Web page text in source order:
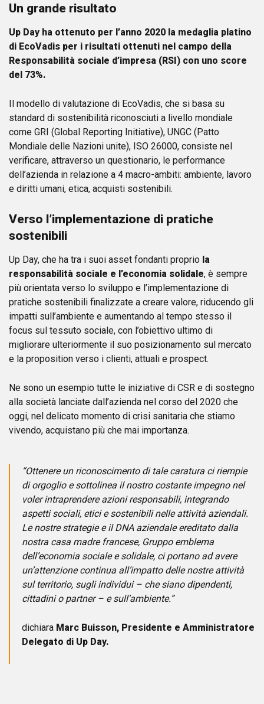
Un grande risultato
Up Day ha ottenuto per l’anno 2020 la medaglia platino
di EcoVadis per i risultati ottenuti nel campo della
Responsabilità sociale d’impresa (RSI) con uno score
del 73%.
Il modello di valutazione di EcoVadis, che si basa su
standard di sostenibilità riconosciuti a livello mondiale
come GRI (Global Reporting Initiative), UNGC (Patto
Mondiale delle Nazioni unite), ISO 26000, consiste nel
verificare, attraverso un questionario, le performance
dell’azienda in relazione a 4 macro-ambiti: ambiente, lavoro
e diritti umani, etica, acquisti sostenibili.
Verso l’implementazione di pratiche
sostenibili
Up Day, che ha tra i suoi asset fondanti proprio la
responsabilità sociale e l’economia solidale, è sempre
più orientata verso lo sviluppo e l’implementazione di
pratiche sostenibili finalizzate a creare valore, riducendo gli
impatti sull’ambiente e aumentando al tempo stesso il
focus sul tessuto sociale, con l’obiettivo ultimo di
migliorare ulteriormente il suo posizionamento sul mercato
e la proposition verso i clienti, attuali e prospect.
Ne sono un esempio tutte le iniziative di CSR e di sostegno
alla società lanciate dall’azienda nel corso del 2020 che
oggi, nel delicato momento di crisi sanitaria che stiamo
vivendo, acquistano più che mai importanza.
“Ottenere un riconoscimento di tale caratura ci riempie
di orgoglio e sottolinea il nostro costante impegno nel
voler intraprendere azioni responsabili, integrando
aspetti sociali, etici e sostenibili nelle attività aziendali.
Le nostre strategie e il DNA aziendale ereditato dalla
nostra casa madre francese, Gruppo emblema
dell’economia sociale e solidale, ci portano ad avere
un’attenzione continua all’impatto delle nostre attività
sul territorio, sugli individui – che siano dipendenti,
cittadini o partner – e sull’ambiente.”
dichiara Marc Buisson, Presidente e Amministratore
Delegato di Up Day.